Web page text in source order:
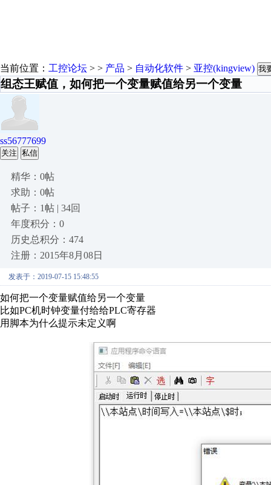
当前位置： 工控论坛 > > 产品 > 自动化软件 > 亚控(kingview) 我
组态王赋值，如何把一个变量赋值给另一个变量
ss56777699
关注 私信
精华：0帖
求助：0帖
帖子：1帖 | 34回
年度积分：0
历史总积分：474
注册：2015年8月08日
发表于：2019-07-15 15:48:55
如何把一个变量赋值给另一个变量
比如PC机时钟变量付给给PLC寄存器
用脚本为什么提示未定义啊